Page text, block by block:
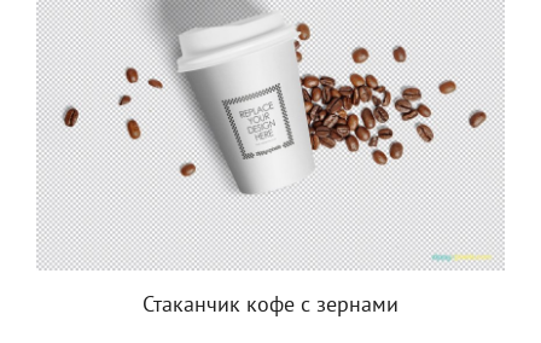
Стаканчик кофе с зернами